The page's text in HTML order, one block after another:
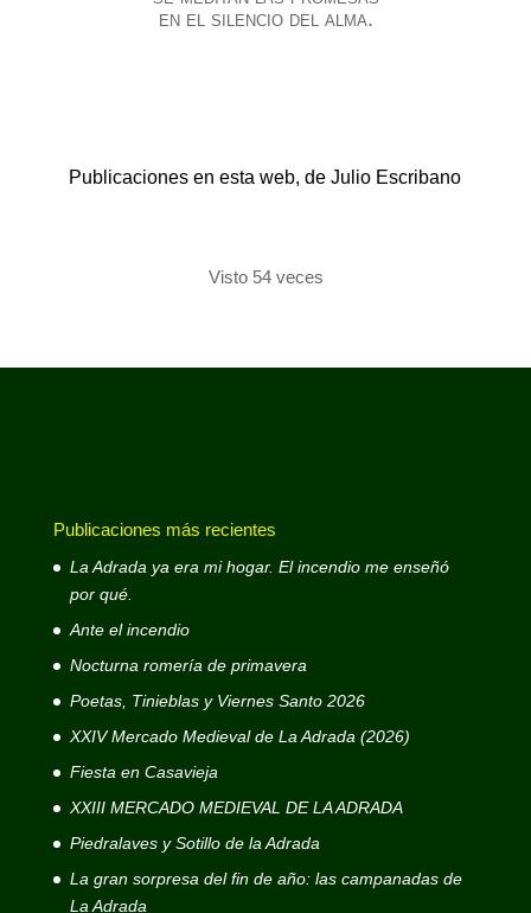
en el silencio del alma.
Publicaciones en esta web, de Julio Escribano
Visto 54 veces
Publicaciones más recientes
La Adrada ya era mi hogar. El incendio me enseñó
por qué.
Ante el incendio
Nocturna romería de primavera
Poetas, Tinieblas y Viernes Santo 2026
XXIV Mercado Medieval de La Adrada (2026)
Fiesta en Casavieja
XXIII MERCADO MEDIEVAL DE LA ADRADA
Piedralaves y Sotillo de la Adrada
La gran sorpresa del fin de año: las campanadas de
La Adrada